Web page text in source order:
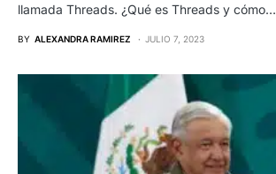
llamada Threads. ¿Qué es Threads y cómo…
BY ALEXANDRA RAMIREZ JULIO 7, 2023